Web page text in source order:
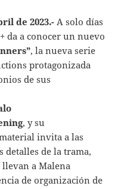
de 2023.- A solo días
da a conocer un nuevo
, la nueva serie
protagonizada
de sus
, y su
invita a las
detalles de la trama,
a Malena
de organización de